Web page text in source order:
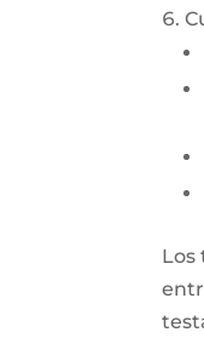
Los